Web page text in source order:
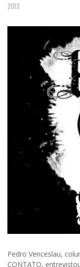
2013
Pedro Venceslau,
CONTATO,